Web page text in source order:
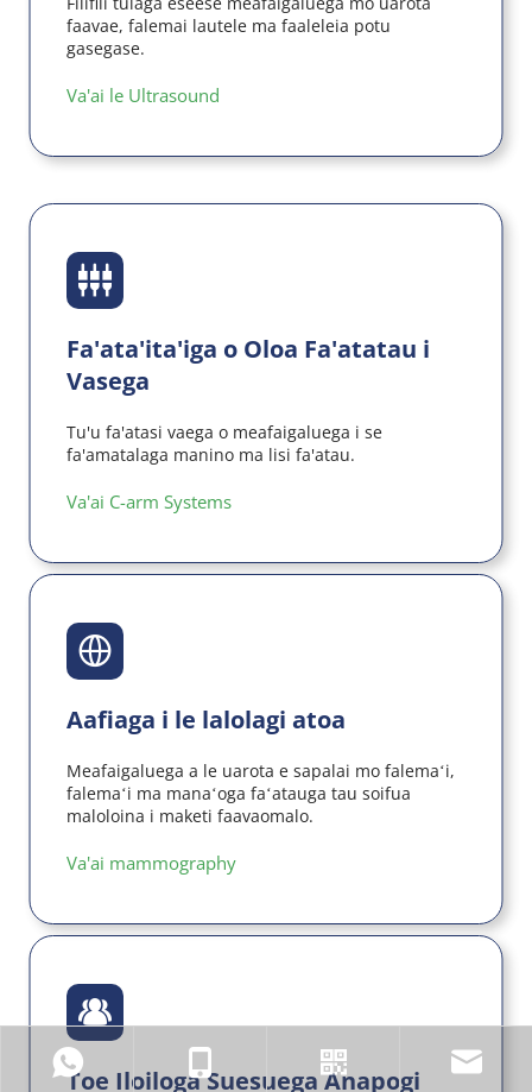
faavae, falemai lautele ma faaleleia potu
gasegase.
Va'ai le Ultrasound
Fa'ata'ita'iga o Oloa Fa'atatau i
Vasega
Tu'u fa'atasi vaega o meafaigaluega i se
fa'amatalaga manino ma lisi fa'atau.
Va'ai C-arm Systems
Aafiaga i le lalolagi atoa
Meafaigaluega a le uarota e sapalai mo falemaʻi,
falemaʻi ma manaʻoga faʻatauga tau soifua
maloloina i maketi faavaomalo.
Va'ai mammography
Toe Iloiloga Suesuega Anapogi